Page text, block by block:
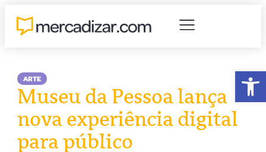
ARTE
Museu da Pessoa lança
nova experiência digital
para público